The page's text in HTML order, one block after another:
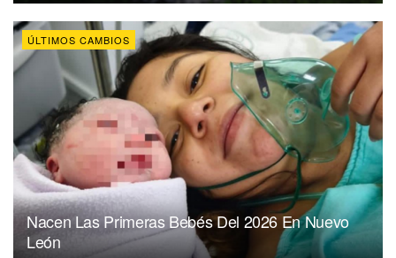
ÚLTIMOS CAMBIOS
Nacen Las Primeras Bebés Del 2026 En Nuevo
León